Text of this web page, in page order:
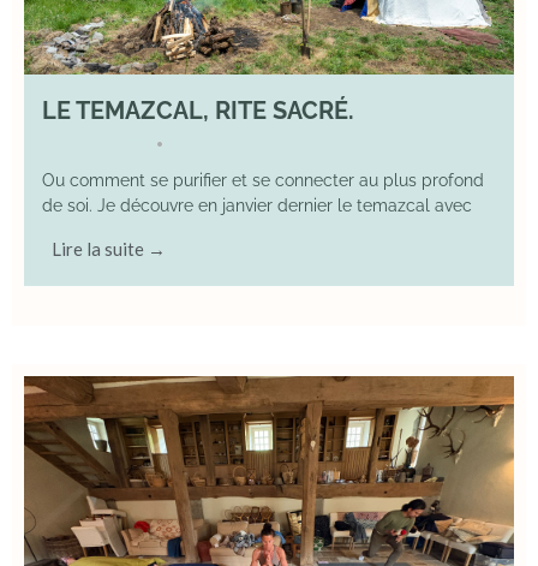
LE TEMAZCAL, RITE SACRÉ.
•
Ou comment se purifier et se connecter au plus profond
de soi. Je découvre en janvier dernier le temazcal avec
Lire la suite →